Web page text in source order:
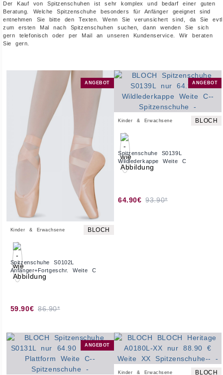
Der Kauf von Spitzenschuhen ist sehr komplex und bedarf einer guten
Beratung. Welche Spitzenschuhe besonders für Anfänger geeignet sind
entnehmen Sie bitte den Texten. Wenn Sie verunsichert sind, da Sie
zum ersten Mal nach Spitzenschuhen suchen, dann wenden Sie sich
gern telefonisch oder per Mail an unseren Kundenservice. Wir beraten
Sie gern.
ANGEBOT
Kinder & Erwachsene BLOCH
Spitzenschuhe S0102L
Anfänger+Fortgeschr. Weite C
59.90€ 86.90*
ANGEBOT
Kinder & Erwachsene BLOCH
Spitzenschuhe S0139L
Wildlederkappe Weite C
64.90€ 93.90*
ANGEBOT
Kinder & Erwachsene BLOCH